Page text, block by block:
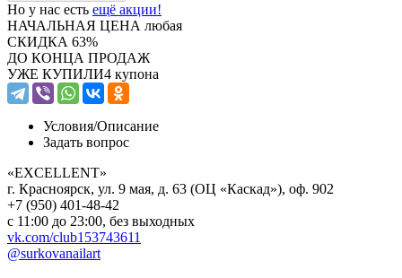
Но у нас есть ещё акции!
НАЧАЛЬНАЯ ЦЕНА любая
СКИДКА 63%
ДО КОНЦА ПРОДАЖ
УЖЕ КУПИЛИ4 купона
Условия/Описание
Задать вопрос
«EXCELLENT»
г. Красноярск, ул. 9 мая, д. 63 (ОЦ «Каскад»), оф. 902
+7 (950) 401-48-42
с 11:00 до 23:00, без выходных
vk.com/club153743611
@surkovanailart